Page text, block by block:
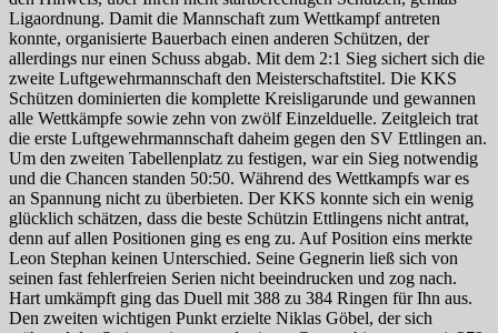
Ligaordnung. Damit die Mannschaft zum Wettkampf antreten
konnte, organisierte Bauerbach einen anderen Schützen, der
allerdings nur einen Schuss abgab. Mit dem 2:1 Sieg sichert sich die
zweite Luftgewehrmannschaft den Meisterschaftstitel. Die KKS
Schützen dominierten die komplette Kreisligarunde und gewannen
alle Wettkämpfe sowie zehn von zwölf Einzelduelle. Zeitgleich trat
die erste Luftgewehrmannschaft daheim gegen den SV Ettlingen an.
Um den zweiten Tabellenplatz zu festigen, war ein Sieg notwendig
und die Chancen standen 50:50. Während des Wettkampfs war es
an Spannung nicht zu überbieten. Der KKS konnte sich ein wenig
glücklich schätzen, dass die beste Schützin Ettlingens nicht antrat,
denn auf allen Positionen ging es eng zu. Auf Position eins merkte
Leon Stephan keinen Unterschied. Seine Gegnerin ließ sich von
seinen fast fehlerfreien Serien nicht beeindrucken und zog nach.
Hart umkämpft ging das Duell mit 388 zu 384 Ringen für Ihn aus.
Den zweiten wichtigen Punkt erzielte Niklas Göbel, der sich